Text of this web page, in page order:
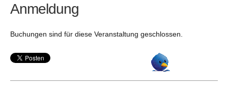
Anmeldung
Buchungen sind für diese Veranstaltung geschlossen.